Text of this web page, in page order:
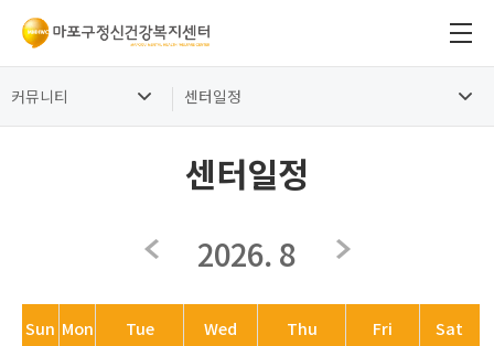
커뮤니티 센터일정
센터일정
2026. 8
Sun Mon Tue Wed Thu Fri
Sat